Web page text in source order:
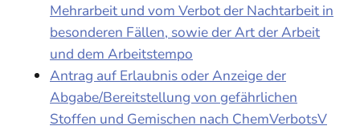
Mehrarbeit und vom Verbot der Nachtarbeit in
besonderen Fällen, sowie der Art der Arbeit
und dem Arbeitstempo
Antrag auf Erlaubnis oder Anzeige der
Abgabe/Bereitstellung von gefährlichen
Stoffen und Gemischen nach ChemVerbotsV